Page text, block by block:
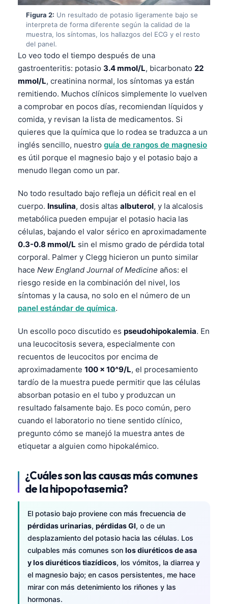
Figura 2: Un resultado de potasio ligeramente bajo se
interpreta de forma diferente según la calidad de la
muestra, los síntomas, los hallazgos del ECG y el resto
del panel.
Lo veo todo el tiempo después de una
gastroenteritis: potasio 3.4 mmol/L, bicarbonato 22
mmol/L, creatinina normal, los síntomas ya están
remitiendo. Muchos clínicos simplemente lo vuelven
a comprobar en pocos días, recomiendan líquidos y
comida, y revisan la lista de medicamentos. Si
quieres que la química que lo rodea se traduzca a un
inglés sencillo, nuestro guía de rangos de magnesio
es útil porque el magnesio bajo y el potasio bajo a
menudo llegan como un par.
No todo resultado bajo refleja un déficit real en el
cuerpo. Insulina, dosis altas albuterol, y la alcalosis
metabólica pueden empujar el potasio hacia las
células, bajando el valor sérico en aproximadamente
0.3-0.8 mmol/L sin el mismo grado de pérdida total
corporal. Palmer y Clegg hicieron un punto similar
hace New England Journal of Medicine años: el
riesgo reside en la combinación del nivel, los
síntomas y la causa, no solo en el número de un
panel estándar de química.
Un escollo poco discutido es pseudohipokalemia. En
una leucocitosis severa, especialmente con
recuentos de leucocitos por encima de
aproximadamente 100 x 10^9/L, el procesamiento
tardío de la muestra puede permitir que las células
absorban potasio en el tubo y produzcan un
resultado falsamente bajo. Es poco común, pero
cuando el laboratorio no tiene sentido clínico,
pregunto cómo se manejó la muestra antes de
etiquetar a alguien como hipokalémico.
¿Cuáles son las causas más comunes
de la hipopotasemia?
El potasio bajo proviene con más frecuencia de
pérdidas urinarias, pérdidas GI, o de un
desplazamiento del potasio hacia las células. Los
culpables más comunes son los diuréticos de asa
y los diuréticos tiazídicos, los vómitos, la diarrea y
el magnesio bajo; en casos persistentes, me hace
mirar con más detenimiento los riñones y las
hormonas.